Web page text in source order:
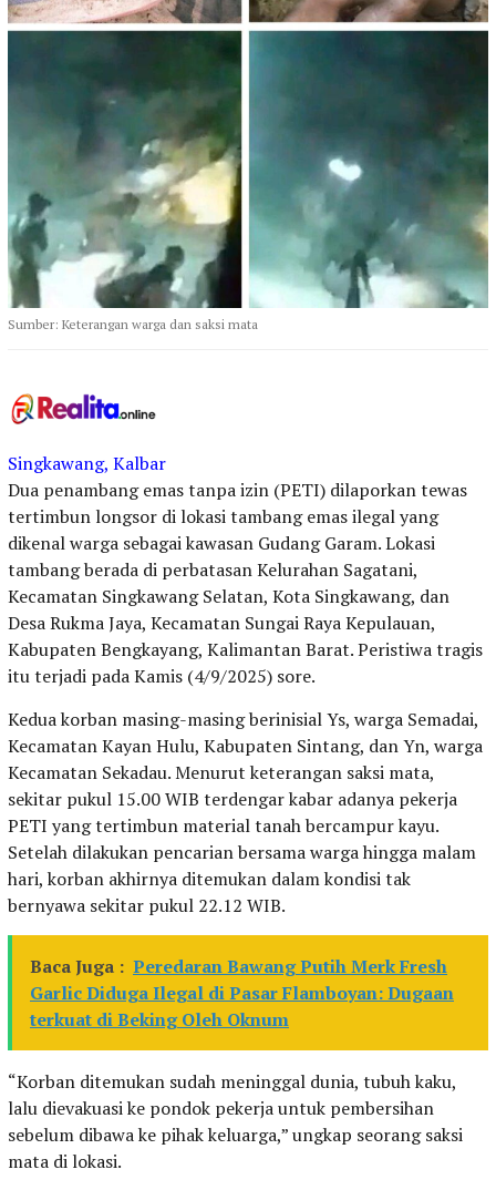
Sumber: Keterangan warga dan saksi mata
Singkawang, Kalbar
Dua penambang emas tanpa izin (PETI) dilaporkan tewas
tertimbun longsor di lokasi tambang emas ilegal yang
dikenal warga sebagai kawasan Gudang Garam. Lokasi
tambang berada di perbatasan Kelurahan Sagatani,
Kecamatan Singkawang Selatan, Kota Singkawang, dan
Desa Rukma Jaya, Kecamatan Sungai Raya Kepulauan,
Kabupaten Bengkayang, Kalimantan Barat. Peristiwa tragis
itu terjadi pada Kamis (4/9/2025) sore.
Kedua korban masing-masing berinisial Ys, warga Semadai,
Kecamatan Kayan Hulu, Kabupaten Sintang, dan Yn, warga
Kecamatan Sekadau. Menurut keterangan saksi mata,
sekitar pukul 15.00 WIB terdengar kabar adanya pekerja
PETI yang tertimbun material tanah bercampur kayu.
Setelah dilakukan pencarian bersama warga hingga malam
hari, korban akhirnya ditemukan dalam kondisi tak
bernyawa sekitar pukul 22.12 WIB.
Baca Juga : Peredaran Bawang Putih Merk Fresh
Garlic Diduga Ilegal di Pasar Flamboyan: Dugaan
terkuat di Beking Oleh Oknum
“Korban ditemukan sudah meninggal dunia, tubuh kaku,
lalu dievakuasi ke pondok pekerja untuk pembersihan
sebelum dibawa ke pihak keluarga,” ungkap seorang saksi
mata di lokasi.